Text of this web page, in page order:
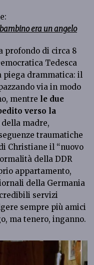
era un angelo
profondo di circa 8
Tedesca
piega drammatica: il
via in modo
mentre le due
verso la
madre,
traumatiche
Christiane il “nuovo
della DDR
appartamento,
della Germania
servizi
sempre più amici
ma tenero, inganno.